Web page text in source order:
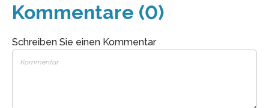
Kommentare (0)
Schreiben Sie einen Kommentar